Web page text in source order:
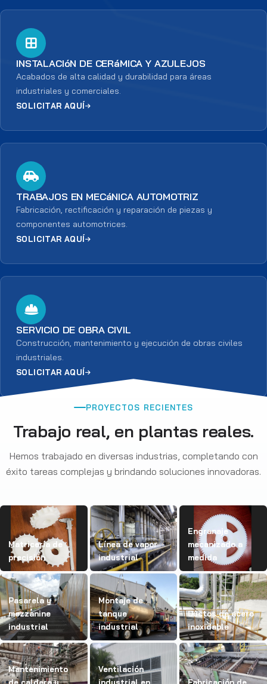
INSTALACIóN DE CERáMICA Y AZULEJOS
Acabados de alta calidad y durabilidad para áreas
industriales y comerciales.
SOLICITAR AQUÍ
TRABAJOS EN MECáNICA AUTOMOTRIZ
Fabricación, rectificación y reparación de piezas y
componentes automotrices.
SOLICITAR AQUÍ
SERVICIO DE OBRA CIVIL
Construcción, mantenimiento y ejecución de obras civiles
industriales.
SOLICITAR AQUÍ
PROYECTOS RECIENTES
Trabajo real, en plantas reales.
Hemos trabajado en diversas industrias, completando con
éxito tareas complejas y brindando soluciones innovadoras.
Matricería de
precisión
Línea de vapor
industrial
Engranaje
mecanizado a
medida
Pasarela y
mezzanine
industrial
Montaje de
tanque
industrial
Ductos de acero
inoxidable
Mantenimiento
Ventilación